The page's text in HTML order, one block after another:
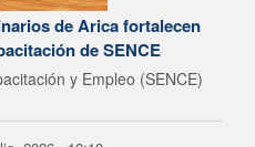
de Arica fortalecen
de SENCE
y Empleo (SENCE)